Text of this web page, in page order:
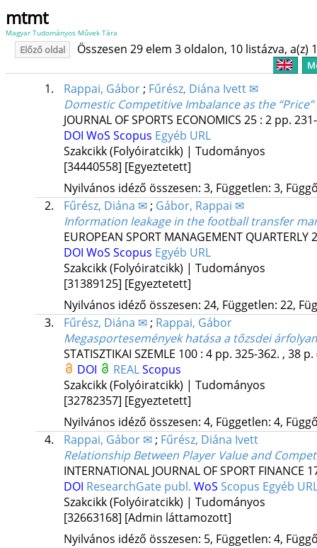
mtmt
Magyar Tudományos Művek Tára
Előző oldal Összesen 29 elem 3 oldalon, 10 listázva, a(z)
1. Rappai, Gábor; Fűrész, Diána Ivett ✉
Domestic Competitive Imbalance as the
JOURNAL OF SPORTS ECONOMICS 25: 2 pp.
DOI WoS Scopus Egyéb URL
Szakcikk (Folyóiratcikk) | Tudományos
[34440558] [Egyeztetett]
Nyilvános idéző összesen: 3, Független: 3,
2.
Fűrész, Diána ✉; Gábor, Rappai ✉
Information leakage in the football transfer
EUROPEAN SPORT MANAGEMENT QUARTERLY
DOI WoS Scopus Egyéb URL
Szakcikk (Folyóiratcikk) | Tudományos
[31389125] [Egyeztetett]
Nyilvános idéző összesen: 24, Független: 22,
3.
Fűrész, Diána ✉; Rappai, Gábor
Megasportesemények hatása a tőzsdei
STATISZTIKAI SZEMLE 100: 4 pp. 325-362. , 38 p.
DOI
REALScopus
Szakcikk (Folyóiratcikk) | Tudományos
[32782357] [Egyeztetett]
Nyilvános idéző összesen: 4, Független: 4,
4.
Rappai, Gábor ✉; Fűrész, Diána Ivett
Relationship Between Player Value and
INTERNATIONAL JOURNAL OF SPORT FINANCE
DOI ResearchGate publ. WoS Scopus Egyéb
Szakcikk (Folyóiratcikk) | Tudományos
[32663168] [Admin láttamozott]
Nyilvános idéző összesen: 5, Független: 4,